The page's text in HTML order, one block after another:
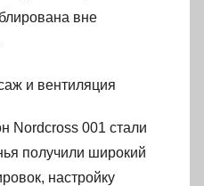
вне
и вентиляция
Nordcross 001 стали
получили широкий
настройку